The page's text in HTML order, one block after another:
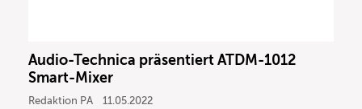
Audio-Technica präsentiert ATDM-1012
Smart-Mixer
Redaktion PA 11.05.2022